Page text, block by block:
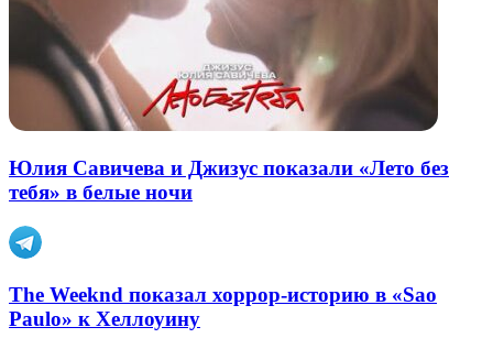
Юлия Савичева и Джизус показали «Лето без
тебя» в белые ночи
The Weeknd показал хоррор-историю в «Sao
Paulo» к Хеллоуину